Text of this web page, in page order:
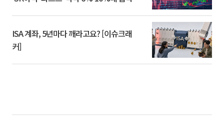
ISA 계좌, 5년마다 깨라고요? [이슈크래
커]